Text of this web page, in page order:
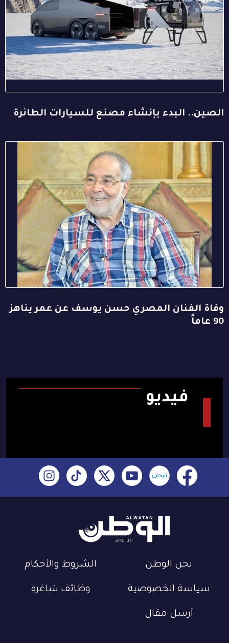
الصين.. البدء بإنشاء مصنع للسيارات الطائرة
وفاة الفنان المصري حسن يوسف عن عمر يناهز
90 عاماً
فيديو
نحن الوطن الشروط والأحكام
سياسة الخصوصية وظائف شاغرة
أرسل مقال